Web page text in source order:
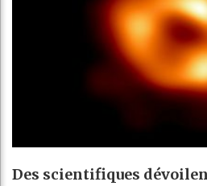
Des scientifiques